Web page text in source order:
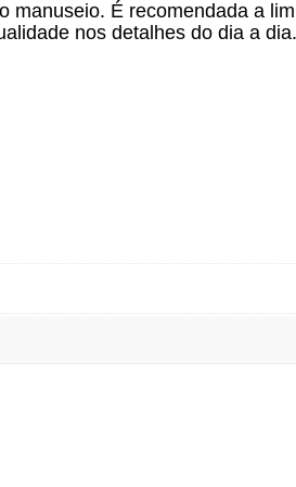
É recomendada a
nos detalhes do dia a dia.